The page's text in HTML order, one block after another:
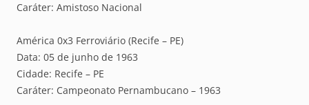
Caráter: Amistoso Nacional
América 0x3 Ferroviário (Recife – PE)
Data: 05 de junho de 1963
Cidade: Recife – PE
Caráter: Campeonato Pernambucano – 1963